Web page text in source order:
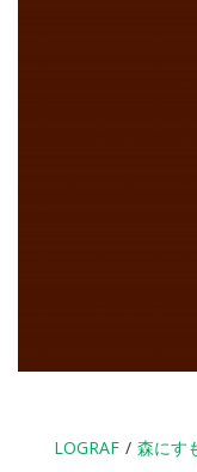
LOGRAF 森にす